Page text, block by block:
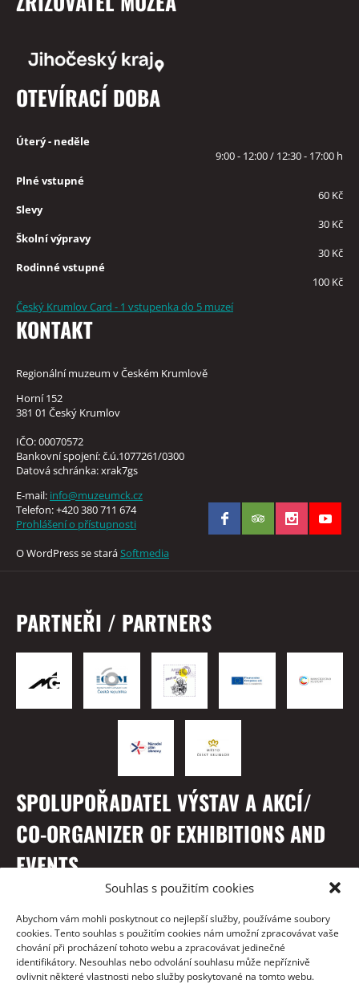
Souhlas s použitím cookies
Abychom vám mohli poskytnout co nejlepší služby, používáme soubory
cookies. Tento souhlas s použitím cookies nám umožní zpracovávat vaše
chování při procházení tohoto webu a zpracovávat jedinečné
identifikátory. Nesouhlas nebo odvolání souhlasu může nepříznivě
ovlivnit některé vlastnosti nebo služby poskytované na tomto webu.
OTEVÍRACÍ DOBA
Úterý - neděle
9:00 - 12:00 / 12:30 - 17:00 h
Plné vstupné
60 Kč
Slevy
30 Kč
Školní výpravy
30 Kč
Rodinné vstupné
100 Kč
Český Krumlov Card - 1 vstupenka do 5 muzeí
KONTAKT
Regionální muzeum v Českém Krumlově
Horní 152
381 01 Český Krumlov
IČO: 00070572
Bankovní spojení: č.ú.1077261/0300
Datová schránka: xrak7gs
E-mail: info@muzeumck.cz
Telefon: +420 380 711 674
Prohlášení o přístupnosti
O WordPress se staráSoftmedia
PARTNEŘI / PARTNERS
SPOLUPOŘADATEL VÝSTAV A AKCÍ/
CO-ORGANIZER OF EXHIBITIONS AND
EVENTS